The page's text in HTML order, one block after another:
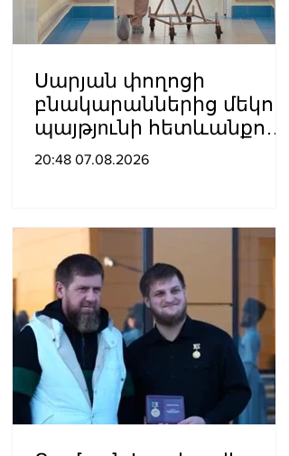
Սարյան փողոցի
բնակարաններից մեկում
պայթյnւնի հետևանքով
55-ամյա տղամարդը
20:48 07.08.2026